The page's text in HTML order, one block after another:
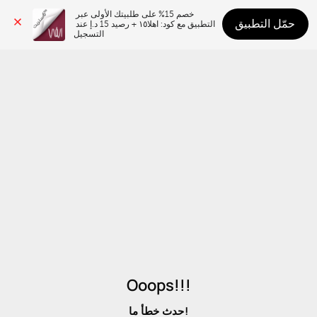
التسجيل
حمّل التطبيق
Ooops!!!
حدث خطأ ما!